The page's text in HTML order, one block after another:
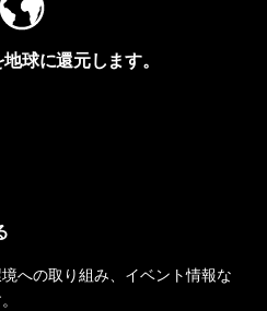
球に還元します。
への取り組み、イベント情報な